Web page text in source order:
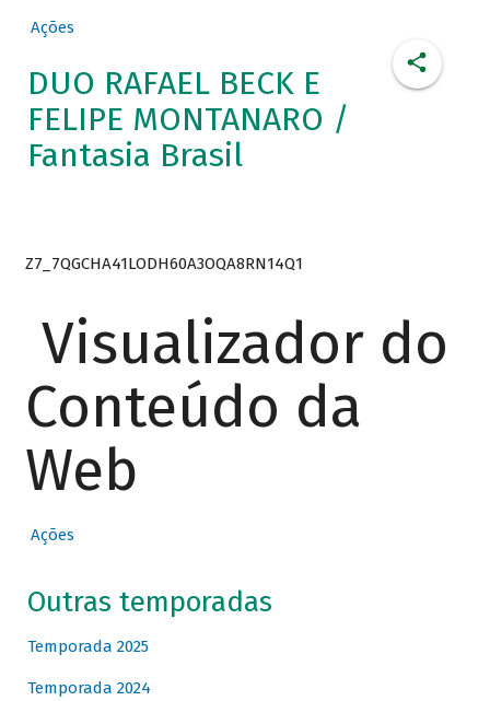
Ações
DUO RAFAEL BECK E
FELIPE MONTANARO /
Fantasia Brasil
Z7_7QGCHA41LODH60A3OQA8RN14Q1
Visualizador do
Conteúdo da
Web
Ações
Outras temporadas
Temporada 2025
Temporada 2024